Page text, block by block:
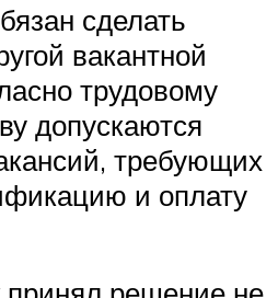
сделать
вакантной
трудовому
допускаются
требующих
и оплату